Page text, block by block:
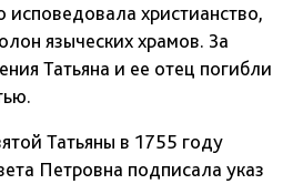
исповедовала христианство,
языческих храмов. За
Татьяна и ее отец погибли
Татьяны в 1755 году
Петровна подписала указ